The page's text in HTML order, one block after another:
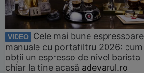
VIDEO
Cele mai bune espressoare
manuale cu portafiltru 2026: cum
obții un espresso de nivel barista
chiar la tine acasă adevarul.ro